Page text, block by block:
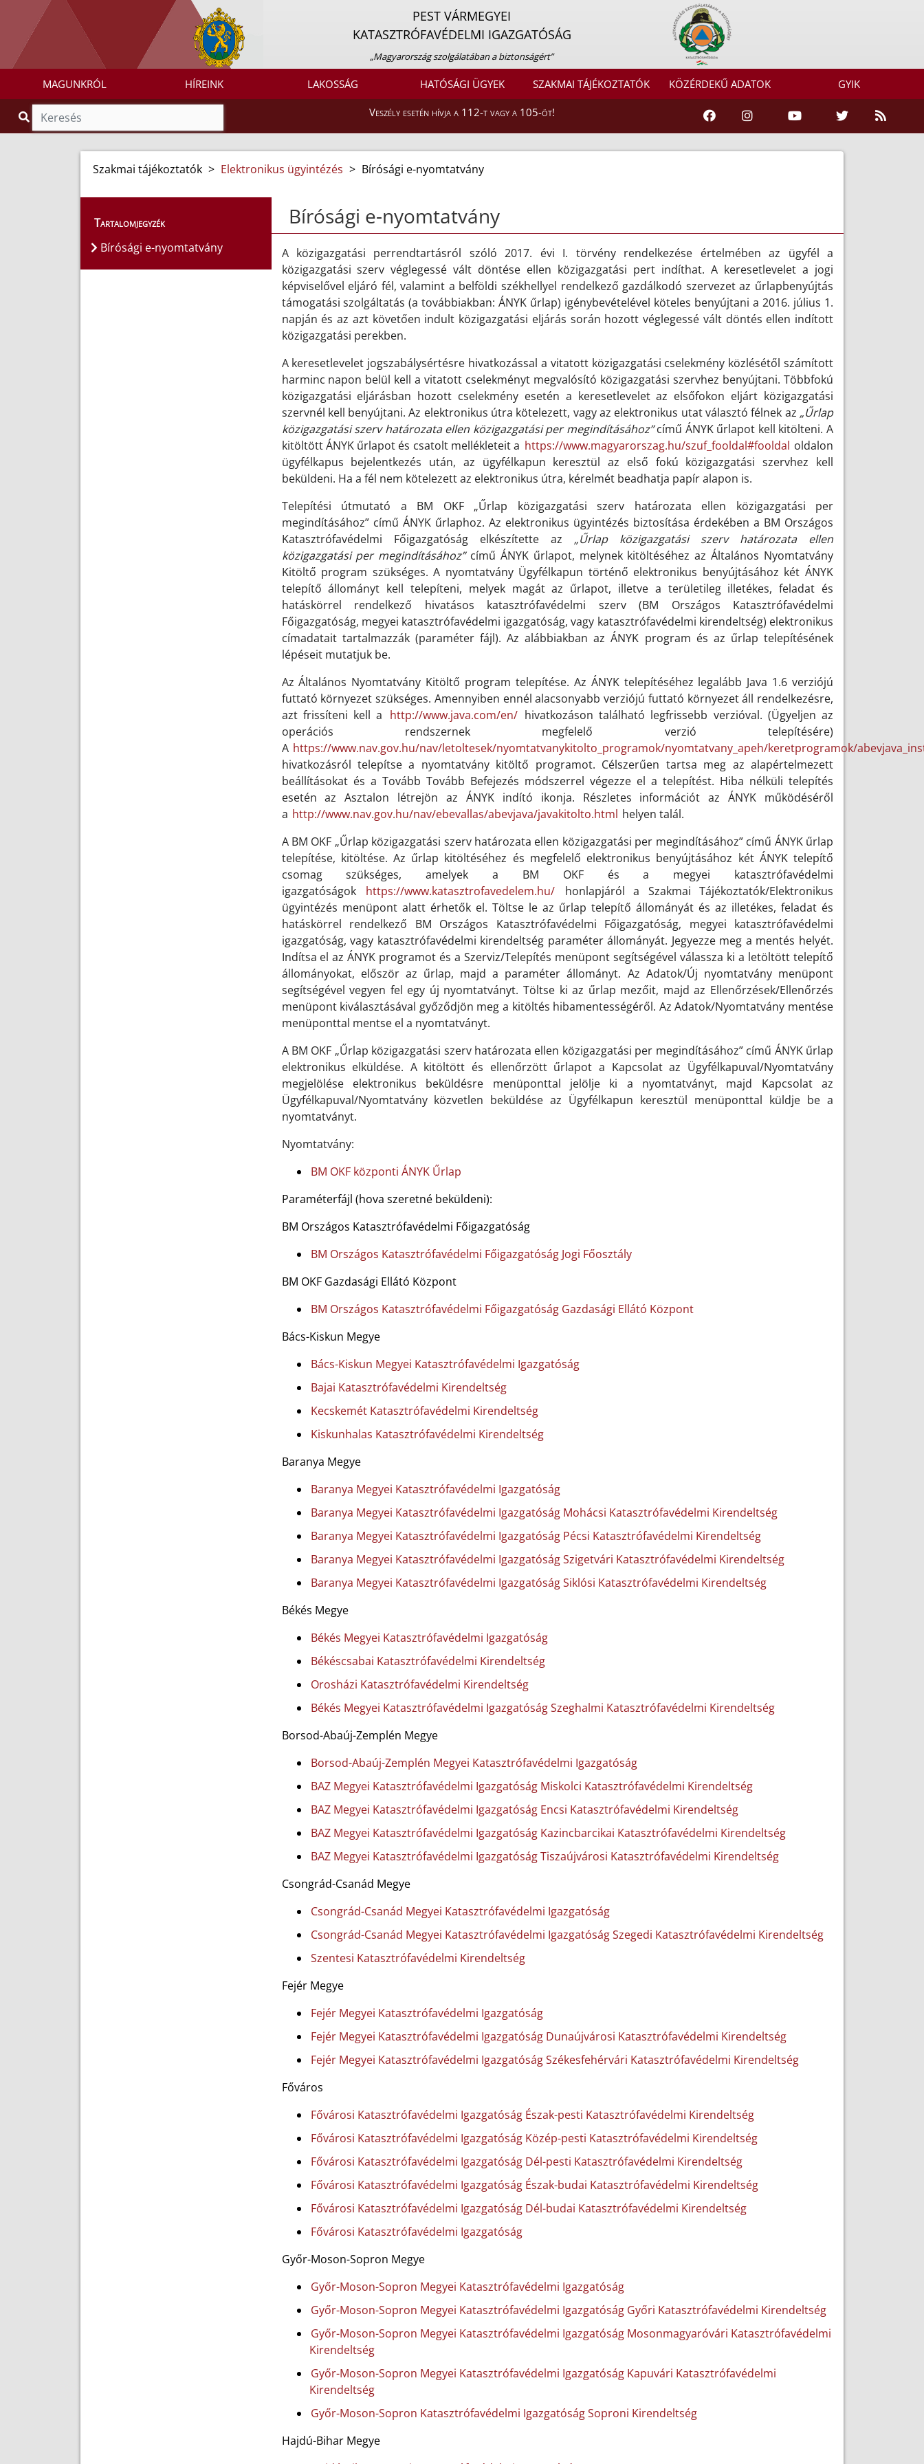
PEST VÁRMEGYEI
KATASZTRÓFAVÉDELMI IGAZGATÓSÁG
„Magyarország szolgálatában a biztonságért”
MAGUNKRÓL HÍREINK LAKOSSÁG HATÓSÁGI ÜGYEK SZAKMAI TÁJÉKOZTATÓK KÖZÉRDEKŰ ADATOK GYIK
Veszély esetén hívja a 112-t vagy a 105-öt!
Szakmai tájékoztatók > Elektronikus ügyintézés > Bírósági e-nyomtatvány
Tartalomjegyzék
Bírósági e-nyomtatvány
Bírósági e-nyomtatvány
A közigazgatási perrendtartásról szóló 2017. évi I. törvény rendelkezése értelmében az ügyfél a
közigazgatási szerv véglegessé vált döntése ellen közigazgatási pert indíthat. A keresetlevelet a jogi
képviselővel eljáró fél, valamint a belföldi székhellyel rendelkező gazdálkodó szervezet az űrlapbenyújtás
támogatási szolgáltatás (a továbbiakban: ÁNYK űrlap) igénybevételével köteles benyújtani a 2016. július 1.
napján és az azt követően indult közigazgatási eljárás során hozott véglegessé vált döntés ellen indított
közigazgatási perekben.
A keresetlevelet jogszabálysértésre hivatkozással a vitatott közigazgatási cselekmény közlésétől számított
harminc napon belül kell a vitatott cselekményt megvalósító közigazgatási szervhez benyújtani. Többfokú
közigazgatási eljárásban hozott cselekmény esetén a keresetlevelet az elsőfokon eljárt közigazgatási
szervnél kell benyújtani. Az elektronikus útra kötelezett, vagy az elektronikus utat választó félnek az „Űrlap
közigazgatási szerv határozata ellen közigazgatási per megindításához”című ÁNYK űrlapot kell kitölteni. A
kitöltött ÁNYK űrlapot és csatolt mellékleteit a https://www.magyarorszag.hu/szuf_fooldal#fooldal oldalon
ügyfélkapus bejelentkezés után, az ügyfélkapun keresztül az első fokú közigazgatási szervhez kell
beküldeni. Ha a fél nem kötelezett az elektronikus útra, kérelmét beadhatja papír alapon is.
Telepítési útmutató a BM OKF „Űrlap közigazgatási szerv határozata ellen közigazgatási per
megindításához” című ÁNYK űrlaphoz. Az elektronikus ügyintézés biztosítása érdekében a BM Országos
Katasztrófavédelmi Főigazgatóság elkészítette az „Űrlap közigazgatási szerv határozata ellen
közigazgatási per megindításához” című ÁNYK űrlapot, melynek kitöltéséhez az Általános Nyomtatvány
Kitöltő program szükséges. A nyomtatvány Ügyfélkapun történő elektronikus benyújtásához két ÁNYK
telepítő állományt kell telepíteni, melyek magát az űrlapot, illetve a területileg illetékes, feladat és
hatáskörrel rendelkező hivatásos katasztrófavédelmi szerv (BM Országos Katasztrófavédelmi
Főigazgatóság, megyei katasztrófavédelmi igazgatóság, vagy katasztrófavédelmi kirendeltség) elektronikus
címadatait tartalmazzák (paraméter fájl). Az alábbiakban az ÁNYK program és az űrlap telepítésének
lépéseit mutatjuk be.
Az Általános Nyomtatvány Kitöltő program telepítése. Az ÁNYK telepítéséhez legalább Java 1.6 verziójú
futtató környezet szükséges. Amennyiben ennél alacsonyabb verziójú futtató környezet áll rendelkezésre,
azt frissíteni kell a http://www.java.com/en/ hivatkozáson található legfrissebb verzióval. (Ügyeljen az
operációs rendszernek megfelelő verzió telepítésére)
A https://www.nav.gov.hu/nav/letoltesek/nyomtatvanykitolto_programok/nyomtatvany_apeh/keretprogramok/
hivatkozásról telepítse a nyomtatvány kitöltő programot. Célszerűen tartsa meg az alapértelmezett
beállításokat és a Tovább Tovább Befejezés módszerrel végezze el a telepítést. Hiba nélküli telepítés
esetén az Asztalon létrejön az ÁNYK indító ikonja. Részletes információt az ÁNYK működéséről
a http://www.nav.gov.hu/nav/ebevallas/abevjava/javakitolto.html helyen talál.
A BM OKF „Űrlap közigazgatási szerv határozata ellen közigazgatási per megindításához” című ÁNYK űrlap
telepítése, kitöltése. Az űrlap kitöltéséhez és megfelelő elektronikus benyújtásához két ÁNYK telepítő
csomag szükséges, amelyek a BM OKF és a megyei katasztrófavédelmi
igazgatóságok
https://www.katasztrofavedelem.hu/ honlapjáról a Szakmai Tájékoztatók/Elektronikus
ügyintézés menüpont alatt érhetők el. Töltse le az űrlap telepítő állományát és az illetékes, feladat és
hatáskörrel rendelkező BM Országos Katasztrófavédelmi Főigazgatóság, megyei katasztrófavédelmi
igazgatóság, vagy katasztrófavédelmi kirendeltség paraméter állományát. Jegyezze meg a mentés helyét.
Indítsa el az ÁNYK programot és a Szerviz/Telepítés menüpont segítségével válassza ki a letöltött telepítő
állományokat, először az űrlap, majd a paraméter állományt. Az Adatok/Új nyomtatvány menüpont
segítségével vegyen fel egy új nyomtatványt. Töltse ki az űrlap mezőit, majd az Ellenőrzések/Ellenőrzés
menüpont kiválasztásával győződjön meg a kitöltés hibamentességéről. Az Adatok/Nyomtatvány mentése
menüponttal mentse el a nyomtatványt.
A BM OKF „Űrlap közigazgatási szerv határozata ellen közigazgatási per megindításához” című ÁNYK űrlap
elektronikus elküldése. A kitöltött és ellenőrzött űrlapot a Kapcsolat az Ügyfélkapuval/Nyomtatvány
megjelölése elektronikus beküldésre menüponttal jelölje ki a nyomtatványt, majd Kapcsolat az
Ügyfélkapuval/Nyomtatvány közvetlen beküldése az Ügyfélkapun keresztül menüponttal küldje be a
nyomtatványt.
Nyomtatvány:
BM OKF központi ÁNYK Űrlap
Paraméterfájl (hova szeretné beküldeni):
BM Országos Katasztrófavédelmi Főigazgatóság
BM Országos Katasztrófavédelmi Főigazgatóság Jogi Főosztály
BM OKF Gazdasági Ellátó Központ
BM Országos Katasztrófavédelmi Főigazgatóság Gazdasági Ellátó Központ
Bács-Kiskun Megye
Bács-Kiskun Megyei Katasztrófavédelmi Igazgatóság
Bajai Katasztrófavédelmi Kirendeltség
Kecskemét Katasztrófavédelmi Kirendeltség
Kiskunhalas Katasztrófavédelmi Kirendeltség
Baranya Megye
Baranya Megyei Katasztrófavédelmi Igazgatóság
Baranya Megyei Katasztrófavédelmi Igazgatóság Mohácsi Katasztrófavédelmi Kirendeltség
Baranya Megyei Katasztrófavédelmi Igazgatóság Pécsi Katasztrófavédelmi Kirendeltség
Baranya Megyei Katasztrófavédelmi Igazgatóság Szigetvári Katasztrófavédelmi Kirendeltség
Baranya Megyei Katasztrófavédelmi Igazgatóság Siklósi Katasztrófavédelmi Kirendeltség
Békés Megye
Békés Megyei Katasztrófavédelmi Igazgatóság
Békéscsabai Katasztrófavédelmi Kirendeltség
Orosházi Katasztrófavédelmi Kirendeltség
Békés Megyei Katasztrófavédelmi Igazgatóság Szeghalmi Katasztrófavédelmi Kirendeltség
Borsod-Abaúj-Zemplén Megye
Borsod-Abaúj-Zemplén Megyei Katasztrófavédelmi Igazgatóság
BAZ Megyei Katasztrófavédelmi Igazgatóság Miskolci Katasztrófavédelmi Kirendeltség
BAZ Megyei Katasztrófavédelmi Igazgatóság Encsi Katasztrófavédelmi Kirendeltség
BAZ Megyei Katasztrófavédelmi Igazgatóság Kazincbarcikai Katasztrófavédelmi Kirendeltség
BAZ Megyei Katasztrófavédelmi Igazgatóság Tiszaújvárosi Katasztrófavédelmi Kirendeltség
Csongrád-Csanád Megye
Csongrád-Csanád Megyei Katasztrófavédelmi Igazgatóság
Csongrád-Csanád Megyei Katasztrófavédelmi Igazgatóság Szegedi Katasztrófavédelmi Kirendeltség
Szentesi Katasztrófavédelmi Kirendeltség
Fejér Megye
Fejér Megyei Katasztrófavédelmi Igazgatóság
Fejér Megyei Katasztrófavédelmi Igazgatóság Dunaújvárosi Katasztrófavédelmi Kirendeltség
Fejér Megyei Katasztrófavédelmi Igazgatóság Székesfehérvári Katasztrófavédelmi Kirendeltség
Főváros
Fővárosi Katasztrófavédelmi Igazgatóság Észak-pesti Katasztrófavédelmi Kirendeltség
Fővárosi Katasztrófavédelmi Igazgatóság Közép-pesti Katasztrófavédelmi Kirendeltség
Fővárosi Katasztrófavédelmi Igazgatóság Dél-pesti Katasztrófavédelmi Kirendeltség
Fővárosi Katasztrófavédelmi Igazgatóság Észak-budai Katasztrófavédelmi Kirendeltség
Fővárosi Katasztrófavédelmi Igazgatóság Dél-budai Katasztrófavédelmi Kirendeltség
Fővárosi Katasztrófavédelmi Igazgatóság
Győr-Moson-Sopron Megye
Győr-Moson-Sopron Megyei Katasztrófavédelmi Igazgatóság
Győr-Moson-Sopron Megyei Katasztrófavédelmi Igazgatóság Győri Katasztrófavédelmi Kirendeltség
Győr-Moson-Sopron Megyei Katasztrófavédelmi Igazgatóság Mosonmagyaróvári Katasztrófavédelmi
Kirendeltség
Győr-Moson-Sopron Megyei Katasztrófavédelmi Igazgatóság Kapuvári Katasztrófavédelmi
Kirendeltség
Győr-Moson-Sopron Katasztrófavédelmi Igazgatóság Soproni Kirendeltség
Hajdú-Bihar Megye